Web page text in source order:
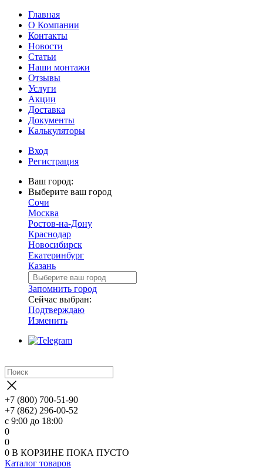
Главная
О Компании
Контакты
Новости
Статьи
Наши монтажи
Отзывы
Услуги
Акции
Доставка
Документы
Калькуляторы
Вход
Регистрация
Ваш город:
Выберите ваш город
Сочи
Москва
Ростов-на-Дону
Краснодар
Новосибирск
Екатеринбург
Казань
Запомнить город
Сейчас выбран:
Подтверждаю
Изменить
+7 (800) 700-51-90
+7 (862) 296-00-52
с 9:00 до 18:00
0
0
0 В КОРЗИНЕ ПОКА ПУСТО
Каталог товаров